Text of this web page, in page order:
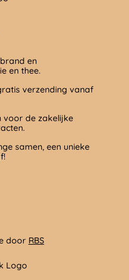
en
en thee.
verzending vanaf
voor de zakelijke
samen, een unieke
door RBS